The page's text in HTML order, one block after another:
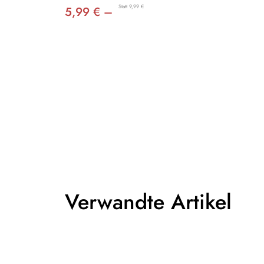
5,99 € – Statt 9,99 €
Verwandte Artikel